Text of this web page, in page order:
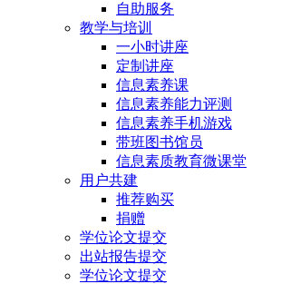
自助服务
教学与培训
一小时讲座
定制讲座
信息素养课
信息素养能力评测
信息素养手机游戏
带班图书馆员
信息素质教育微课堂
用户共建
推荐购买
捐赠
学位论文提交
出站报告提交
学位论文提交